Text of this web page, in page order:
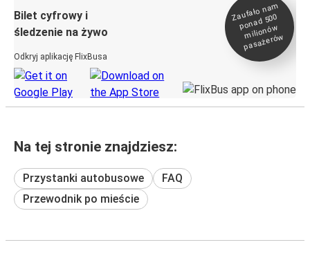
Bilet cyfrowy i
śledzenie na żywo
Odkryj aplikację FlixBusa
Zaufało na
m
ponad 500
milionó
w
pasażeró
w
Na tej stronie znajdziesz:
Przystanki autobusowe
FAQ
Przewodnik po mieście